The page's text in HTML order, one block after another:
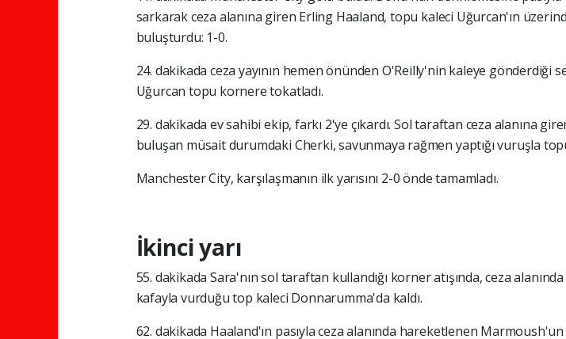
sarkarak ceza alanına giren Erling Haaland, topu kaleci Uğurcan'ın
buluşturdu: 1-0.
24. dakikada ceza yayının hemen önünden O'Reilly'nin kaleye gönderdiği
Uğurcan topu kornere tokatladı.
29. dakikada ev sahibi ekip, farkı 2'ye çıkardı. Sol taraftan ceza alanına
buluşan müsait durumdaki Cherki, savunmaya rağmen yaptığı vuruşla
Manchester City, karşılaşmanın ilk yarısını 2-0 önde tamamladı.
İkinci yarı
55. dakikada Sara'nın sol taraftan kullandığı korner atışında, ceza
kafayla vurduğu top kaleci Donnarumma'da kaldı.
62. dakikada Haaland'ın pasıyla ceza alanında hareketlenen